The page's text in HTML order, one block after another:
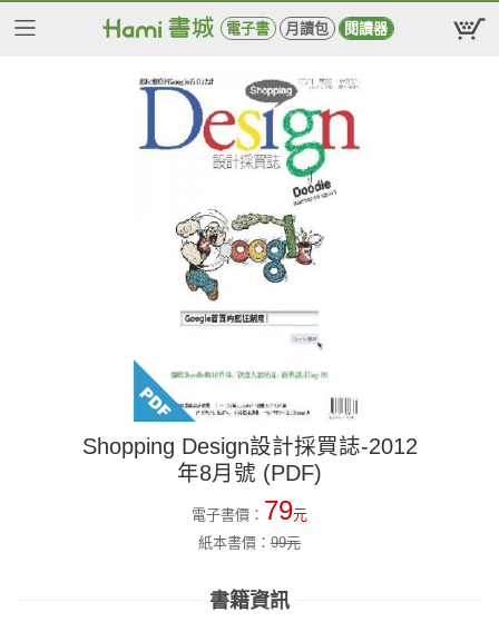
電子書 月讀包 閱讀器
Shopping Design設計採買誌-2012
年8月號 (PDF)
電子書價： 79元
紙本書價： 99元
書籍資訊